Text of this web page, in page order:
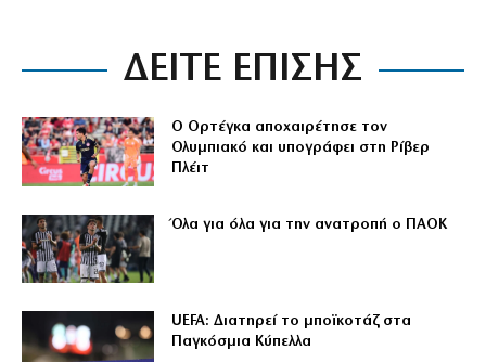
ΔΕΙΤΕ ΕΠΙΣΗΣ
Ο Ορτέγκα αποχαιρέτησε τον
Ολυμπιακό και υπογράφει στη Ρίβερ
Πλέιτ
Όλα για όλα για την ανατροπή ο ΠΑΟΚ
UEFA: Διατηρεί το μποϊκοτάζ στα
Παγκόσμια Κύπελλα